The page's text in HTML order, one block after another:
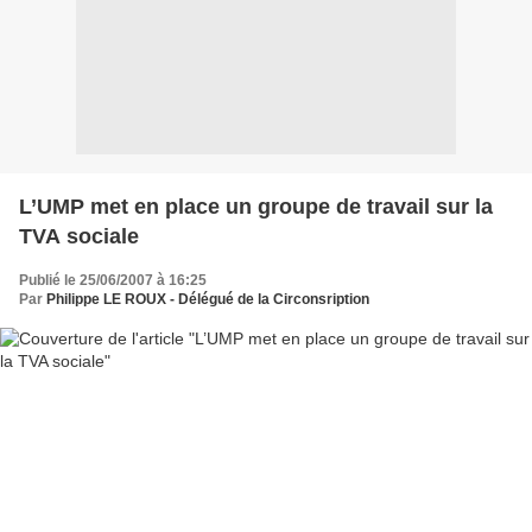
L’UMP met en place un groupe de travail sur la
TVA sociale
Publié le 25/06/2007 à 16:25
Par Philippe LE ROUX - Délégué de la Circonsription